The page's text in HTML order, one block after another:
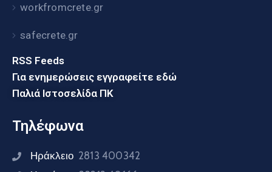
workfromcrete.gr
safecrete.gr
RSS Feeds
Για ενημερώσεις εγγραφείτε εδώ
Παλιά Ιστοσελίδα ΠΚ
Τηλέφωνα
Ηράκλειο 2813 400342